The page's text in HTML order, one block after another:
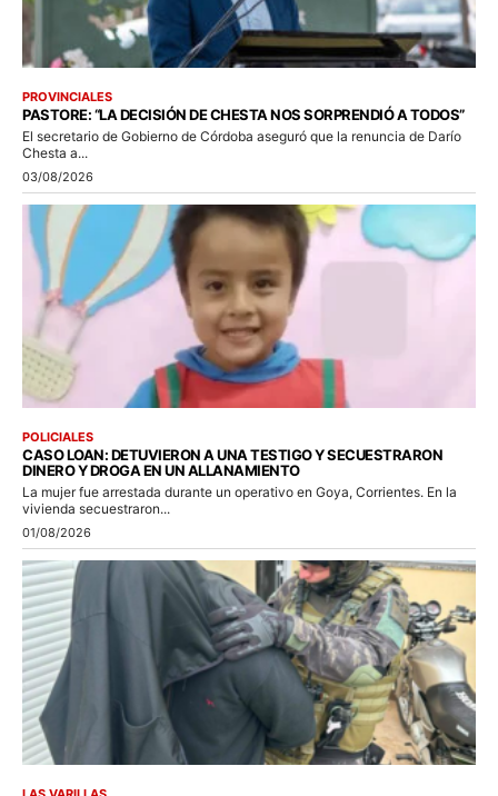
PROVINCIALES
PASTORE: “LA DECISIÓN DE CHESTA NOS SORPRENDIÓ A TODOS”
El secretario de Gobierno de Córdoba aseguró que la renuncia de Darío
Chesta a...
03/08/2026
POLICIALES
CASO LOAN: DETUVIERON A UNA TESTIGO Y SECUESTRARON
DINERO Y DROGA EN UN ALLANAMIENTO
La mujer fue arrestada durante un operativo en Goya, Corrientes. En la
vivienda secuestraron...
01/08/2026